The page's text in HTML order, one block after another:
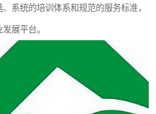
系统的培训体系和规范的服务标准，
展平台。